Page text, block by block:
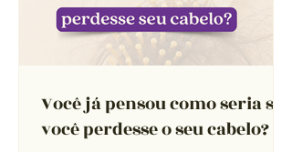
Você já pensou como seria se
você perdesse o seu cabelo?